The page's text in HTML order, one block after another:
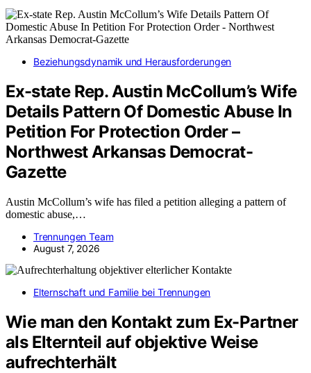
Beziehungsdynamik und Herausforderungen
Ex-state Rep. Austin McCollum’s Wife
Details Pattern Of Domestic Abuse In
Petition For Protection Order –
Northwest Arkansas Democrat-
Gazette
Austin McCollum’s wife has filed a petition alleging a pattern of
domestic abuse,…
Trennungen Team
August 7, 2026
Elternschaft und Familie bei Trennungen
Wie man den Kontakt zum Ex-Partner
als Elternteil auf objektive Weise
aufrechterhält